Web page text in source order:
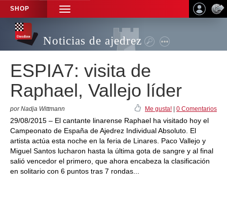
SHOP
TOGGLE
NAVIGATION
Noticias de ajedrez
ESPIA7: visita de
Raphael, Vallejo líder
por Nadja Wittmann Me gusta! 0 Comentarios
29/08/2015 – El cantante linarense Raphael ha visitado hoy el
Campeonato de España de Ajedrez Individual Absoluto. El
artista actúa esta noche en la feria de Linares. Paco Vallejo y
Miguel Santos lucharon hasta la última gota de sangre y al final
salió vencedor el primero, que ahora encabeza la clasificación
en solitario con 6 puntos tras 7 rondas...